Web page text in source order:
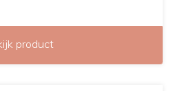
product